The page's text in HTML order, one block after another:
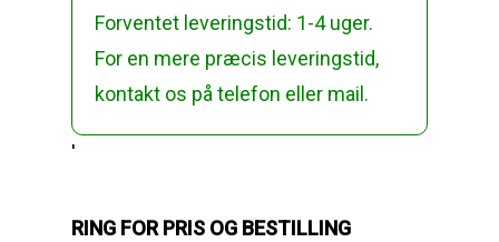
Forventet leveringstid: 1-4 uger.
For en mere præcis leveringstid,
kontakt os på telefon eller mail.
'
RING FOR PRIS OG BESTILLING